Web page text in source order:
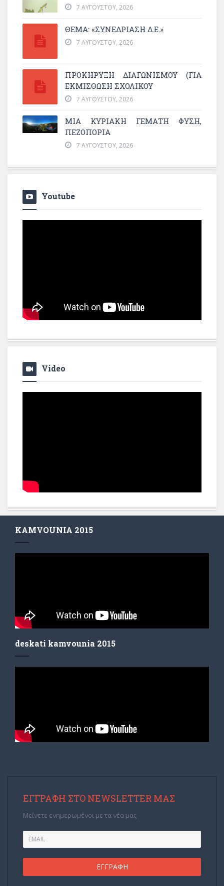
7 ΑΥΓΟΎΣΤΟΥ, 2026
ΘΕΜΑ: «ΣΥΝΕΔΡΊΑΣΗ Δ.Ε.»
7 ΑΥΓΟΎΣΤΟΥ, 2026
ΠΡΟΚΗΡΥΞΗ ΔΙΑΓΩΝΙΣΜΟΥ (ΓΙΑ
ΕΚΜΊΣΘΩΣΗ ΣΧΟΛΙΚΟΎ
7 ΑΥΓΟΎΣΤΟΥ, 2026
ΜΙΑ ΚΥΡΙΑΚΉ ΓΕΜΆΤΗ ΦΎΣΗ,
ΠΕΖΟΠΟΡΊΑ
7 ΑΥΓΟΎΣΤΟΥ, 2026
Youtube
Video
KAMVOUNIA 2015
deskati kamvounia 2015
ΕΓΓΡΑΦΉ ΣΤΟ NEWSLETTER ΜΑΣ
Μείνετε ενημερωμένοι με τα νέα μας